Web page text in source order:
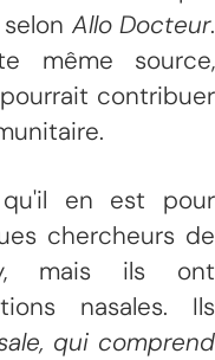
Allo Docteur.
même source,
contribuer
en est pour
chercheurs de
mais ils ont
nasales. Ils
qui comprend